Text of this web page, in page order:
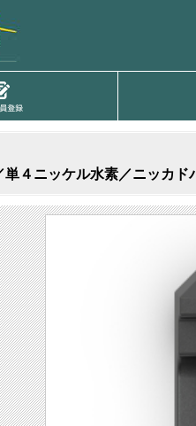
単４ニッケル水素／ニッカ